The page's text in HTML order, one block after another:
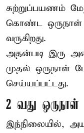
சுற்றுப்பயணம்
கொண்ட ஒருநாள்
வருகிறது.
அதன்படி இரு
முதல் ஒருநாள்
செய்யப்பட்டது.
2 வது
இந்நிலையில்,